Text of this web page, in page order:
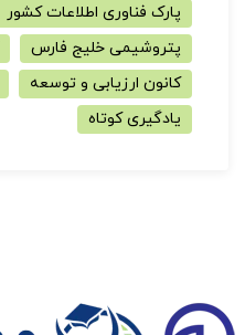
پارک فناوری اطلاعات کشور
پتروشیمی خلیج فارس
کانون ارزیابی و توسعه
یادگیری کوتاه